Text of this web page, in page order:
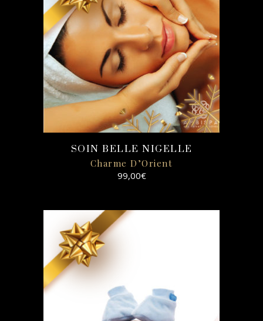
SOIN BELLE NIGELLE
Charme D’Orient
99,00€
SELECT
OPTIONS